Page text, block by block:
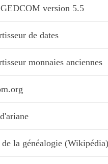
version 5.5
de dates
monnaies anciennes
la généalogie (Wikipédia)